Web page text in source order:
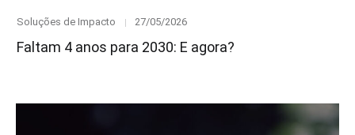
Category
Soluções de Impacto
Posted
27/05/2026
Faltam 4 anos para 2030: E agora?